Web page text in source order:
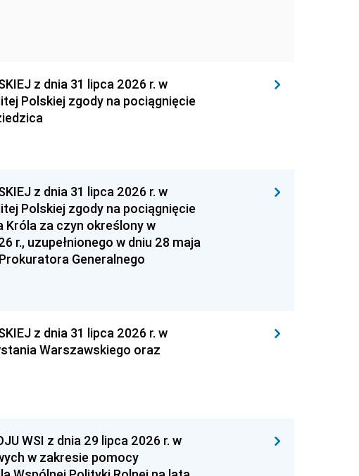
z dnia 31 lipca 2026 r. w
Polskiej zgody na pociągnięcie
z dnia 31 lipca 2026 r. w
Polskiej zgody na pociągnięcie
Króla za czyn określony w
r., uzupełnionego w dniu 28 maja
Generalnego
z dnia 31 lipca 2026 r. w
Warszawskiego oraz
WSI z dnia 29 lipca 2026 r. w
w zakresie pomocy